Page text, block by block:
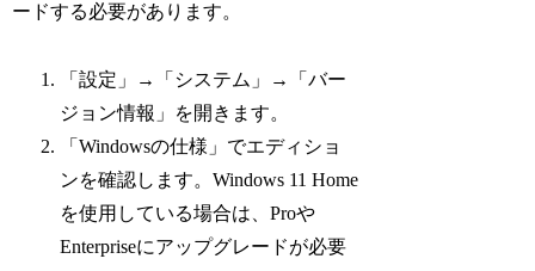
ードする必要があります。
「設定」→「システム」→「バー
ジョン情報」を開きます。
「Windowsの仕様」でエディショ
ンを確認します。Windows 11 Home
を使用している場合は、Proや
Enterpriseにアップグレードが必要